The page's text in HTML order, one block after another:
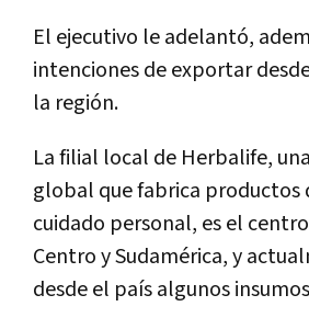
El ejecutivo le adelantó,
intenciones de exportar
la región.
La filial local de Herbalife,
global que fabrica productos
cuidado personal, es el
Centro y Sudamérica, y
desde el país algunos